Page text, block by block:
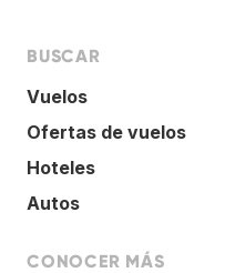
BUSCAR
Vuelos
Ofertas de vuelos
Hoteles
Autos
CONOCER MÁS